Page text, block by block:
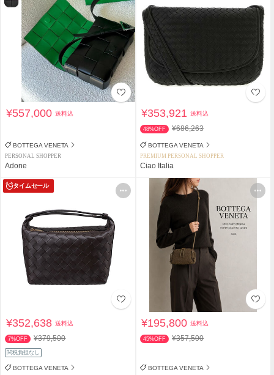
¥557,000送料込
BOTTEGA VENETA
PERSONAL SHOPPER
Adone
¥353,921送料込
48%OFF ¥686,263
BOTTEGA VENETA
PREMIUM PERSONAL SHOPPER
Ciao Italia
タイムセール
¥352,638送料込
7%OFF ¥379,500
関税負担なし
BOTTEGA VENETA
¥195,800送料込
45%OFF ¥357,500
BOTTEGA VENETA